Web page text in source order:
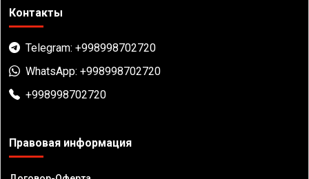
Контакты
Telegram: +998998702720
WhatsApp: +998998702720
+998998702720
Правовая информация